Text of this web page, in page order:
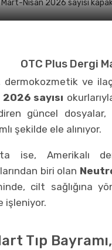
OTC Plus Dergi
dermokozmetik ve
sayısı
güncel
şekilde ele alınıyor.
ise, Amerikalı
biri olan
cilt sağlığına
işleniyor.
Tıp